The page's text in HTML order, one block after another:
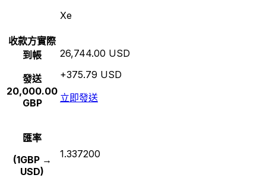
Xe
收款方實際
到帳
發送
20,000.00
GBP
26,744.00 USD
+375.79 USD
立即發送
匯率
(1GBP →
USD)
1.337200